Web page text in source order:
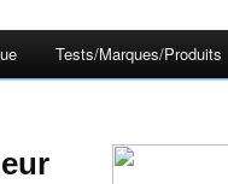
Tests/Marques/Produits